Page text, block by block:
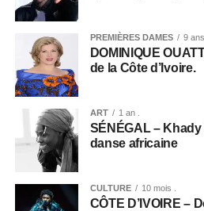
PREMIÈRES DAMES 9 ans .
DOMINIQUE
de la Côte d’Ivoire.
ART 1 an .
SÉNÉGAL – Khady
danse africaine
CULTURE 10 mois .
CÔTE D’IVOIRE –